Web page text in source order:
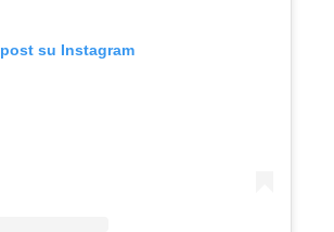
su Instagram